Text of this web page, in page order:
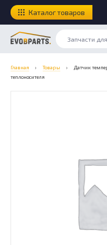
Каталог товаров
Главная › Товары ›
Датчик
теплоносителя